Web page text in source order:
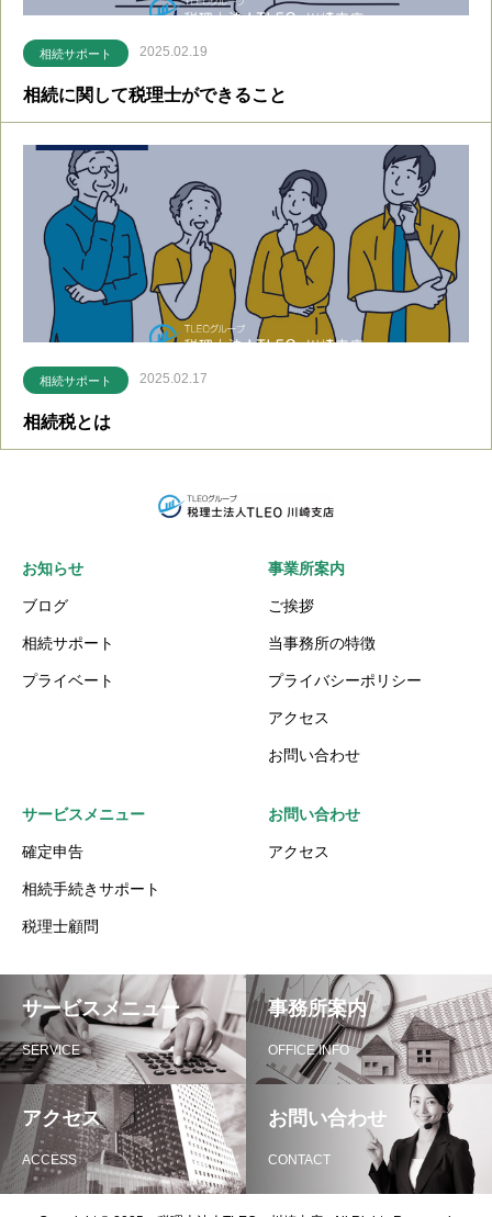
相続サポート 2025.02.19
相続に関して税理士ができること
相続サポート 2025.02.17
相続税とは
お知らせ
ブログ
相続サポート
プライベート
事業所案内
ご挨拶
当事務所の特徴
プライバシーポリシー
アクセス
お問い合わせ
サービスメニュー
確定申告
相続手続きサポート
税理士顧問
お問い合わせ
アクセス
サービスメニュー
SERVICE
事務所案内
OFFICE INFO
アクセス
ACCESS
お問い合わせ
CONTACT